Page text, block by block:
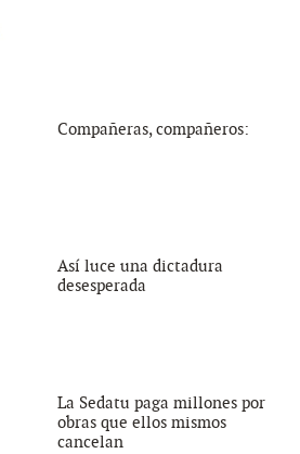
Compañeras, compañeros:
Así luce una dictadura
desesperada
La Sedatu paga millones por
obras que ellos mismos
cancelan